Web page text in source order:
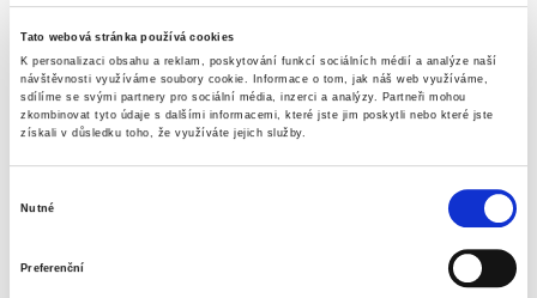
Tato webová stránka používá cookies
K personalizaci obsahu a reklam, poskytování funkcí sociálních médií a analýze naší
návštěvnosti využíváme soubory cookie.
Informace o tom, jak náš web využíváme,
sdílíme se svými partnery pro sociální média, inzerci a analýzy. Partneři mohou
zkombinovat tyto údaje s dalšími informacemi, které jste jim poskytli nebo které jste
získali v důsledku toho, že využíváte jejich služby.
Nutné
Preferenční
tloušťka fólie 60 mic
balení 5 ks
barva černá
Informace o produktu
Specifikace produktu